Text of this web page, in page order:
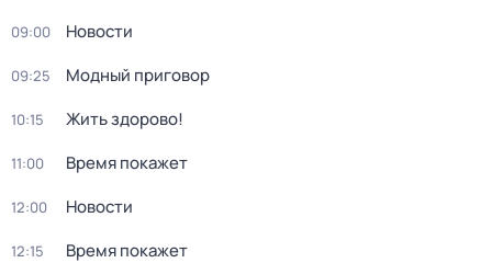
09:00 Новости
09:25 Модный приговор
10:15 Жить здорово!
11:00 Время покажет
12:00 Новости
12:15 Время покажет